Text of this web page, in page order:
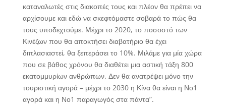
καταναλωτές στις διακοπές τους και πλέον θα πρέπει να
αρχίσουμε και εδώ να σκεφτόμαστε σοβαρά το πώς θα
τους υποδεχτούμε. Μέχρι το 2020, το ποσοστό των
Κινέζων που θα αποκτήσει διαβατήριο θα έχει
διπλασιαστεί, θα ξεπεράσει το 10%. Μιλάμε για μία χώρα
που σε βάθος χρόνου θα διαθέτει μια αστική τάξη 800
εκατομμυρίων ανθρώπων. Δεν θα ανατρέψει μόνο την
τουριστική αγορά – μέχρι το 2030 η Κίνα θα είναι η Νο1
αγορά και η Νο1 παραγωγός στα πάντα”.